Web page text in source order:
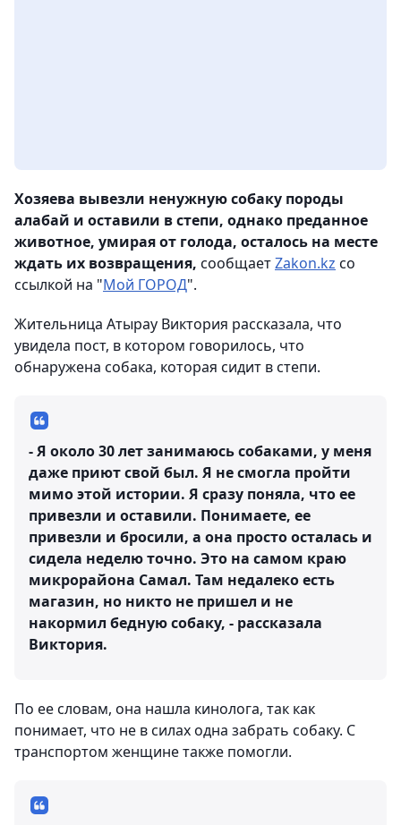
Хозяева вывезли ненужную собаку породы
алабай и оставили в степи, однако преданное
животное, умирая от голода, осталось на месте
ждать их возвращения, сообщаетZakon.kz со
ссылкой на "Мой ГОРОД".
Жительница Атырау Виктория рассказала, что
увидела пост, в котором говорилось, что
обнаружена собака, которая сидит в степи.
- Я около 30 лет занимаюсь собаками, у меня
даже приют свой был. Я не смогла пройти
мимо этой истории. Я сразу поняла, что ее
привезли и оставили. Понимаете, ее
привезли и бросили, а она просто осталась и
сидела неделю точно. Это на самом краю
микрорайона Самал. Там недалеко есть
магазин, но никто не пришел и не
накормил бедную собаку, - рассказала
Виктория.
По ее словам, она нашла кинолога, так как
понимает, что не в силах одна забрать собаку. С
транспортом женщине также помогли.